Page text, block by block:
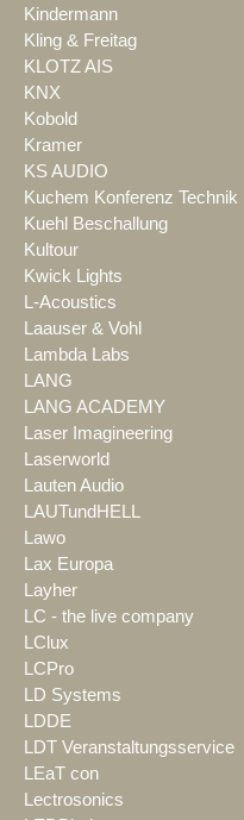
Kindermann
Kling & Freitag
KLOTZ AIS
KNX
Kobold
Kramer
KS AUDIO
Kuchem Konferenz Technik
Kuehl Beschallung
Kultour
Kwick Lights
L-Acoustics
Laauser & Vohl
Lambda Labs
LANG
LANG ACADEMY
Laser Imagineering
Laserworld
Lauten Audio
LAUTundHELL
Lawo
Lax Europa
Layher
LC - the live company
LClux
LCPro
LD Systems
LDDE
LDT Veranstaltungsservice
LEaT con
Lectrosonics